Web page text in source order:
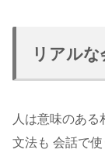
リアル
人は意味のあ
文法も 会話で